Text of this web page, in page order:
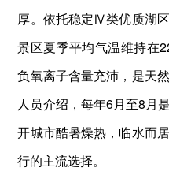
厚。依托稳定Ⅳ类优质湖
景区夏季平均气温维持
负氧离子含量充沛，是天
人员介绍，每年6月至8月
开城市酷暑燥热，临水而
行的主流选择。